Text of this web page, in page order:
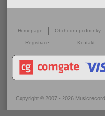
Homepage Obchodní podmínky
Registrace Kontakt
Copyright © 2007 - 2026